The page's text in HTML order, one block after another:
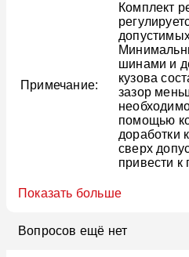
Примечание:
Комплект
шинами и
кузова
зазор
помощью
доработки
сверх
привести
Показать больше
Вопросов ещё нет